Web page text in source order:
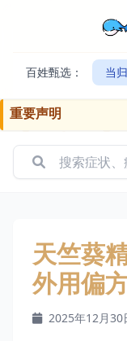
百姓甄选： 当归
重要声明
天竺葵
外用偏
2025年12月30